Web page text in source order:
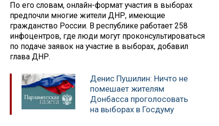
По его словам, онлайн-формат участия в выборах
предпочли многие жители ДНР, имеющие
гражданство России. В республике работает 258
инфоцентров, где люди могут проконсультироваться
по подаче заявок на участие в выборах, добавил
глава ДНР.
Денис Пушилин: Ничто не
помешает жителям
Донбасса проголосовать
на выборах в Госдуму